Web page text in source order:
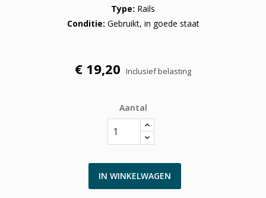
Type Rails
Conditie Gebruikt, in goede staat
€ 19,20 Inclusief belasting
Aantal
IN WINKELWAGEN